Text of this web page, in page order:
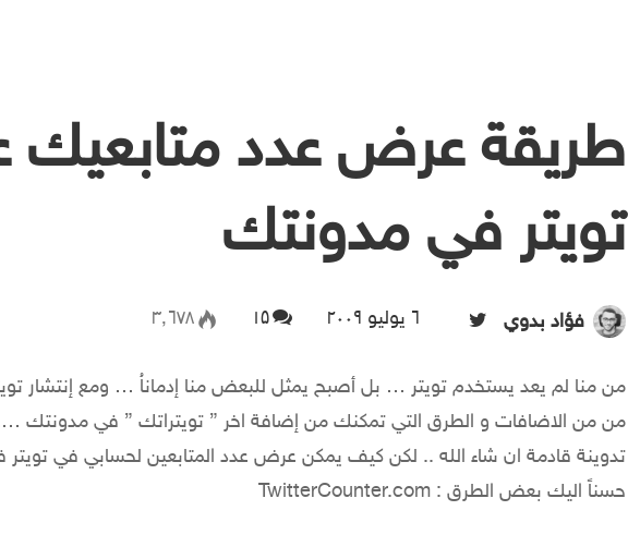
طريقة عرض عدد متابعيك
تويتر في مدونتك
فؤاد بدوي Follow on Twitter
٦ يوليو ۲۰۰۹ ۱۵ ۳٬٦۷۸
من منا لم يعد يستخدم تويتر … بل أصبح يمثل للبعض منا إدماناُ … ومع إنتشار
من من الاضافات و الطرق التي تمكنك من إضافة اخر ” تويتراتك ” في مدونتك ….
تدوينة قادمة ان شاء الله .. لكن كيف يمكن عرض عدد المتابعين لحسابي في
حسناً اليك بعض الطرق : TwitterCounter.com